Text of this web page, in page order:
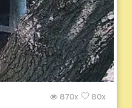
80x
870x